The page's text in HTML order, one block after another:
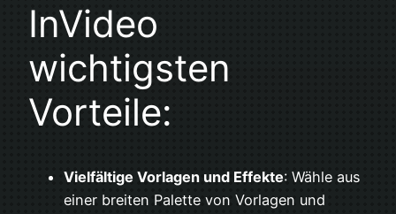
InVideo
wichtigsten
Vorteile:
Vielfältige Vorlagen und Effekte: Wähle aus
einer breiten Palette von Vorlagen und